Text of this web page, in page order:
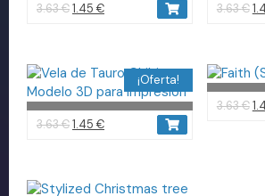
3.63€1.45€
3.63€
¡Oferta!
3.63€1.45€
3.63€